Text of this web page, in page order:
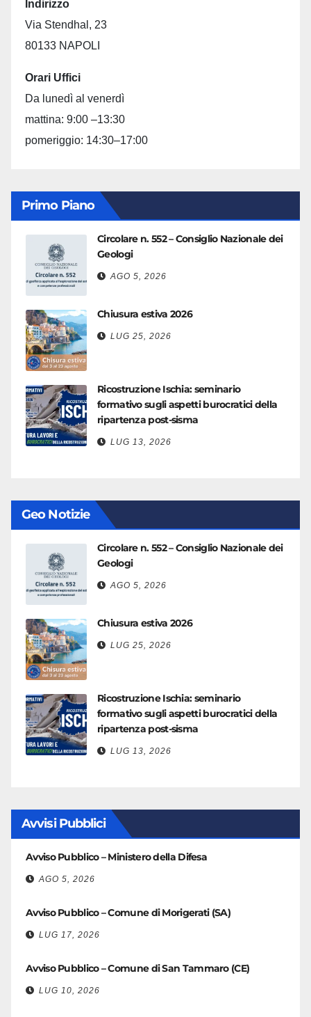
Indirizzo
Via Stendhal, 23
80133 NAPOLI
Orari Uffici
Da lunedì al venerdì
mattina: 9:00 –13:30
pomeriggio: 14:30–17:00
Primo Piano
Circolare n. 552 – Consiglio Nazionale dei
Geologi
AGO 5, 2026
Chiusura estiva 2026
LUG 25, 2026
Ricostruzione Ischia: seminario
formativo sugli aspetti burocratici della
ripartenza post-sisma
LUG 13, 2026
Geo Notizie
Circolare n. 552 – Consiglio Nazionale dei
Geologi
AGO 5, 2026
Chiusura estiva 2026
LUG 25, 2026
Ricostruzione Ischia: seminario
formativo sugli aspetti burocratici della
ripartenza post-sisma
LUG 13, 2026
Avvisi Pubblici
Avviso Pubblico – Ministero della Difesa
AGO 5, 2026
Avviso Pubblico – Comune di Morigerati (SA)
LUG 17, 2026
Avviso Pubblico – Comune di San Tammaro (CE)
LUG 10, 2026